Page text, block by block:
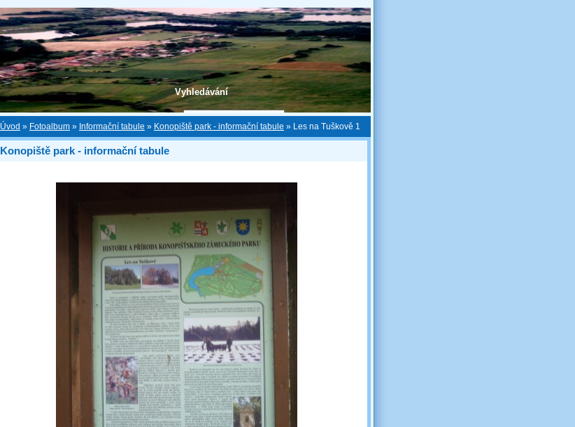
Vyhledávání
Úvod » Fotoalbum » Informační tabule » Konopiště park - informační tabule » Les na Tuškově 1
Konopiště park - informační tabule